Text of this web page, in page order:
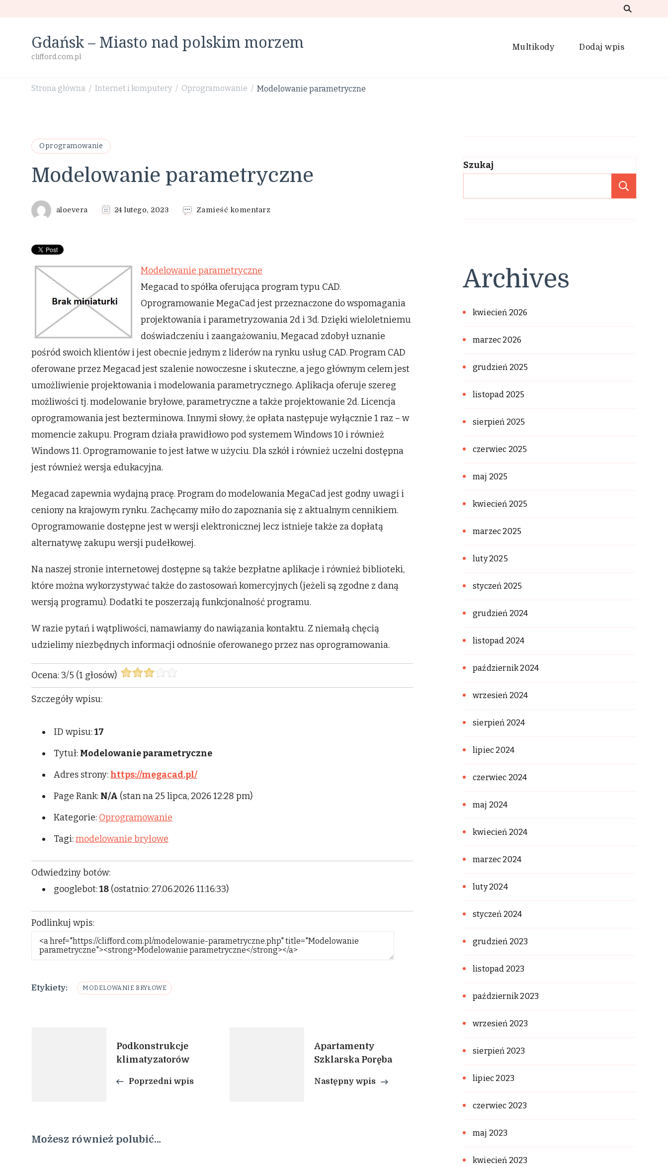
Gdańsk – Miasto nad polskim morzem
clifford.com.pl
Multikody Dodaj wpis
Strona główna / Internet i komputery / Oprogramowanie / Modelowanie parametryczne
Oprogramowanie
Modelowanie parametryczne
aloevera 24 lutego, 2023 Zamieść komentarz
Modelowanie parametryczne
Megacad to spółka oferująca program typu CAD.
Oprogramowanie MegaCad jest przeznaczone do wspomagania
projektowania i parametryzowania 2d i 3d. Dzięki wieloletniemu
doświadczeniu i zaangażowaniu, Megacad zdobył uznanie
pośród swoich klientów i jest obecnie jednym z liderów na rynku usług CAD. Program CAD
oferowane przez Megacad jest szalenie nowoczesne i skuteczne, a jego głównym celem jest
umożliwienie projektowania i modelowania parametrycznego. Aplikacja oferuje szereg
możliwości tj. modelowanie bryłowe, parametryczne a także projektowanie 2d. Licencja
oprogramowania jest bezterminowa. Innymi słowy, że opłata następuje wyłącznie 1 raz – w
momencie zakupu. Program działa prawidłowo pod systemem Windows 10 i również
Windows 11. Oprogramowanie to jest łatwe w użyciu. Dla szkół i również uczelni dostępna
jest również wersja edukacyjna.
Megacad zapewnia wydajną pracę. Program do modelowania MegaCad jest godny uwagi i
ceniony na krajowym rynku. Zachęcamy miło do zapoznania się z aktualnym cennikiem.
Oprogramowanie dostępne jest w wersji elektronicznej lecz istnieje także za dopłatą
alternatywę zakupu wersji pudełkowej.
Na naszej stronie internetowej dostępne są także bezpłatne aplikacje i również biblioteki,
które można wykorzystywać także do zastosowań komercyjnych (jeżeli są zgodne z daną
wersją programu). Dodatki te poszerzają funkcjonalność programu.
W razie pytań i wątpliwości, namawiamy do nawiązania kontaktu. Z niemałą chęcią
udzielimy niezbędnych informacji odnośnie oferowanego przez nas oprogramowania.
Ocena:3/5 (1 głosów)
Szczegóły wpisu:
ID wpisu:17
Tytuł: Modelowanie parametryczne
Adres strony: https://megacad.pl/
Page Rank: N/A (stan na 25 lipca, 2026 12:28 pm)
Kategorie: Oprogramowanie
Tagi:modelowanie bryłowe
Odwiedziny botów:
googlebot:18 (ostatnio: 27.06.2026 11:16:33)
Podlinkuj wpis:
Etykiety: MODELOWANIE BRYŁOWE
Nawigacja
Podkonstrukcje
klimatyzatorów
Poprzedni wpis
Apartamenty
Szklarska Poręba
Następny wpis
Możesz również polubić…
Szukaj
Archives
kwiecień 2026
marzec 2026
grudzień 2025
listopad 2025
sierpień 2025
czerwiec 2025
maj 2025
kwiecień 2025
marzec 2025
luty 2025
styczeń 2025
grudzień 2024
listopad 2024
październik 2024
wrzesień 2024
sierpień 2024
lipiec 2024
czerwiec 2024
maj 2024
kwiecień 2024
marzec 2024
luty 2024
styczeń 2024
grudzień 2023
listopad 2023
październik 2023
wrzesień 2023
sierpień 2023
lipiec 2023
czerwiec 2023
maj 2023
kwiecień 2023